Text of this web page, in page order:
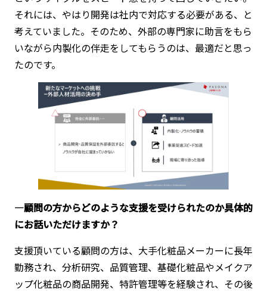
それには、やはり開発は社内で対応する必要がある、と
考えていました。そのため、外部の専門家に助言をもら
いながら内製化の伴走をしてもらうのは、最適だと思っ
たのです。
―顧問の方からどのような支援を受けられたのか具体的
にお話いただけますか？
支援頂いている顧問の方は、大手化粧品メーカーに長年
勤務され、分析研究、品質管理、基礎化粧品やメイクア
ップ化粧品の商品開発、特許管理等を経験され、その後